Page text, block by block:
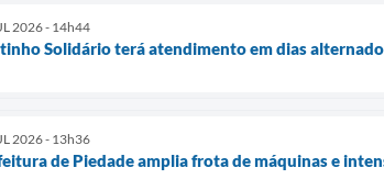
2026 - 14h44
Solidário terá atendimento em dias
2026 - 13h36
de Piedade amplia frota de máquinas e